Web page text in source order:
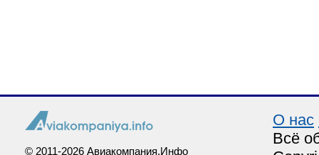
© 2011-2026 Авиакомпания.Инфо
О нас
Всё